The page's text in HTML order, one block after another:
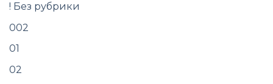
! Без рубрики
002
01
02